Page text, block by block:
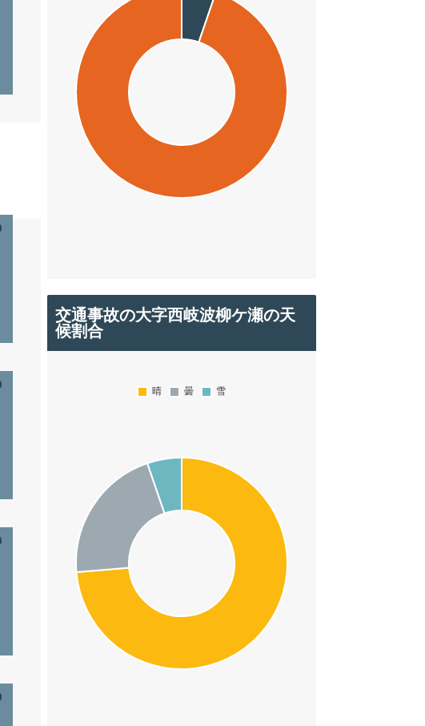
交通事故の大字西岐波柳ケ瀬の天
候割合